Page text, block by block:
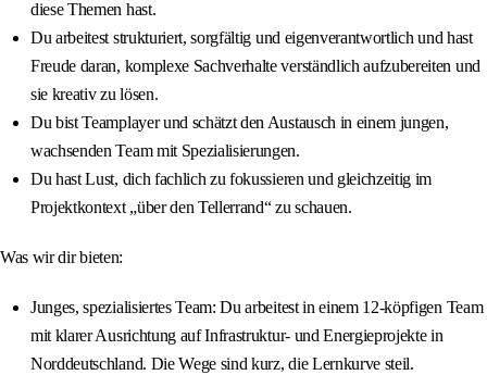
diese Themen hast.
Du arbeitest strukturiert, sorgfältig und eigenverantwortlich und hast
Freude daran, komplexe Sachverhalte verständlich aufzubereiten und
sie kreativ zu lösen.
Du bist Teamplayer und schätzt den Austausch in einem jungen,
wachsenden Team mit Spezialisierungen.
Du hast Lust, dich fachlich zu fokussieren und gleichzeitig im
Projektkontext „über den Tellerrand“ zu schauen.
Was wir dir bieten:
Junges, spezialisiertes Team: Du arbeitest in einem 12-köpfigen Team
mit klarer Ausrichtung auf Infrastruktur- und Energieprojekte in
Norddeutschland. Die Wege sind kurz, die Lernkurve steil.